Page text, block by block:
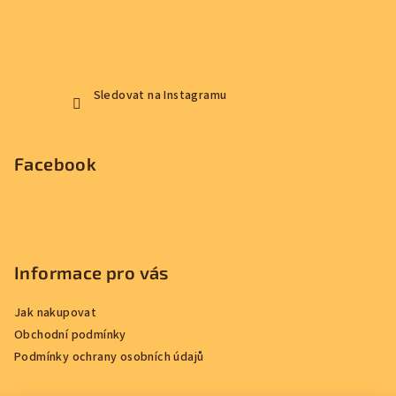
Sledovat na Instagramu
Facebook
Informace pro vás
Jak nakupovat
Obchodní podmínky
Podmínky ochrany osobních údajů